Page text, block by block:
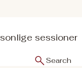
sessioner
Search